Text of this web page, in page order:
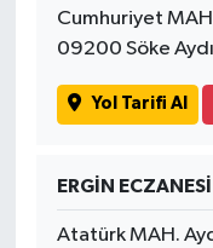
Cumhuriyet
09200 Söke
Yol Tarifi Al
ERGİN ECZANESİ
Atatürk MAH.